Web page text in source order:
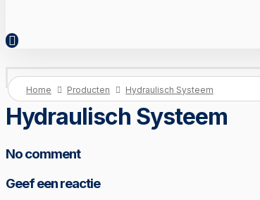
Home Producten Hydraulisch Systeem
Hydraulisch Systeem
No comment
Geef een reactie